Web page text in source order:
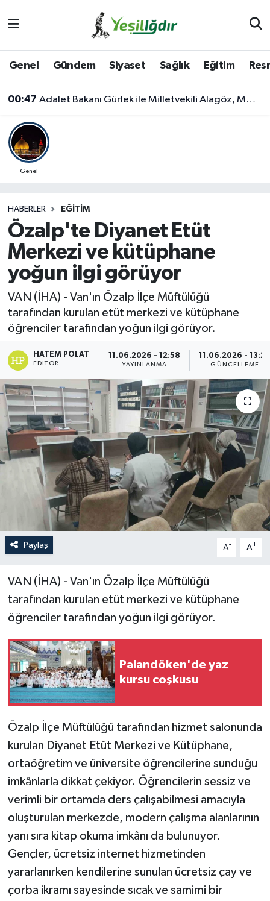
Genel Gündem Siyaset Sağlık Eğitim
00:47 Adalet Bakanı Gürlek ile Milletvekili Alagöz, MHP İl Başkanlığını Ziyaret Etti
Genel
HABERLER EĞITIM
Özalp'te Diyanet Etüt
Merkezi ve kütüphane
yoğun ilgi görüyor
VAN (İHA) - Van'ın Özalp İlçe Müftülüğü
tarafından kurulan etüt merkezi ve kütüphane
öğrenciler tarafından yoğun ilgi görüyor.
HATEM POLAT
EDITÖR
11.06.2026 - 12:58
YAYINLANMA
11.06.2026 -
GÜNCELLEME
Paylaş A- A+
VAN (İHA) - Van'ın Özalp İlçe Müftülüğü
tarafından kurulan etüt merkezi ve kütüphane
öğrenciler tarafından yoğun ilgi görüyor.
Palandöken'de yaz
kursu coşkusu
Özalp İlçe Müftülüğü tarafından hizmet salonunda
kurulan Diyanet Etüt Merkezi ve Kütüphane,
ortaöğretim ve üniversite öğrencilerine sunduğu
imkânlarla dikkat çekiyor. Öğrencilerin sessiz ve
verimli bir ortamda ders çalışabilmesi amacıyla
oluşturulan merkezde, modern çalışma alanlarının
yanı sıra kitap okuma imkânı da bulunuyor.
Gençler, ücretsiz internet hizmetinden
yararlanırken kendilerine sunulan ücretsiz çay ve
çorba ikramı sayesinde sıcak ve samimi bir
Iğdır Trafik Yoğunluk Haritası
Süper Lig Puan Durumu ve Fikstür
Son Dakika Haberleri
Haber Arşivi